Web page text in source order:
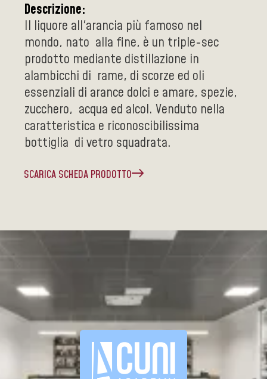
Descrizione:
Il liquore all'arancia più famoso nel
mondo, nato alla fine, è un triple-sec
prodotto mediante distillazione in
alambicchi di rame, di scorze ed oli
essenziali di arance dolci e amare, spezie,
zucchero, acqua ed alcol. Venduto nella
caratteristica e riconoscibilissima
bottiglia di vetro squadrata.
SCARICA SCHEDA PRODOTTO